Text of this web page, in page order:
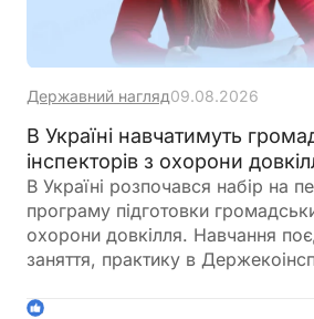
Державний нагляд09.08.2026
В Україні навчатимуть
інспекторів з охорони
В Україні розпочався набір на
програму підготовки
охорони довкілля. Навчання
заняття, практику в
1